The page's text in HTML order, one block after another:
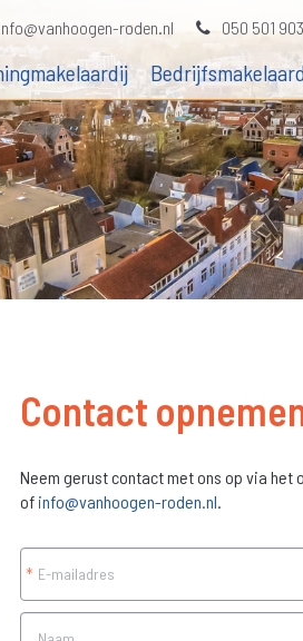
roden.nl 050 501
Contact
Neem gerust contact met ons op via
of info@vanhoogen-roden.nl
*